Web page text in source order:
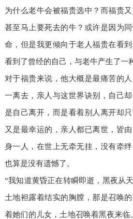
为什么老牛会被福贵选中？而福贵
甚至马上要死去的牛？或许是因为
命，但是我更倾向于老人福贵在看
看到了曾经的自己，与老牛产生了一
对于福贵来说，他大概是最痛苦的
一离去，亲人与这世界诀别，自己
是自己离开，而是看着别人离开却
又是最幸运的，亲人都已离世，皆
身一人，在世上无牵无挂，没有牵
也算是没有遗憾了。
“我知道黄昏正在转瞬即逝，黑夜从
土地袒露着结实的胸膛，那是召唤
着她们的儿女，土地召唤着黑夜来临